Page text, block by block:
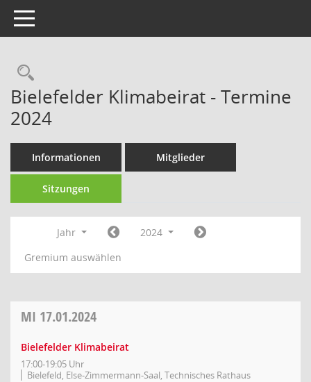
Toggle navigation
Rechercheauswahl
Bielefelder Klimabeirat - Termine
2024
Informationen Mitglieder
Sitzungen
Jahr
2024
Gremium auswählen
MI 17.01.2024
Bielefelder Klimabeirat
17:00-19:05 Uhr
Bielefeld, Else-Zimmermann-Saal, Technisches Rathaus